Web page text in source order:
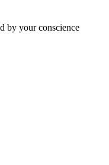
by your conscience